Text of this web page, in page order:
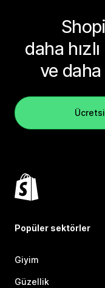
daha
ve daha
Popüler sektörler
Giyim
Güzellik